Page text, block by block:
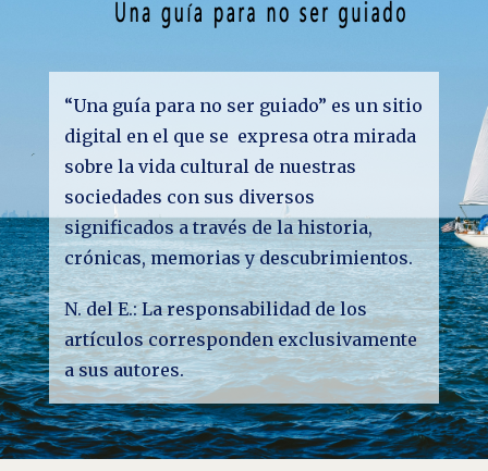
“Una guía para no ser guiado” es un sitio
digital en el que se expresa otra mirada
sobre la vida cultural de nuestras
sociedades con sus diversos
significados a través de la historia,
crónicas, memorias y descubrimientos.
N. del E.: La responsabilidad de los
artículos corresponden exclusivamente
a sus autores.